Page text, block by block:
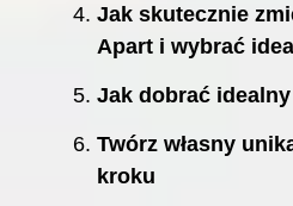
Jak skutecznie
Apart i wybrać
Jak dobrać
Twórz własny
kroku